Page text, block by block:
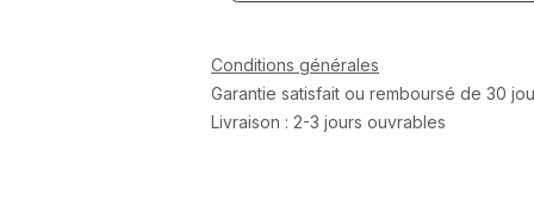
Conditions générales
Garantie satisfait ou remboursé de 30
Livraison : 2-3 jours ouvrables